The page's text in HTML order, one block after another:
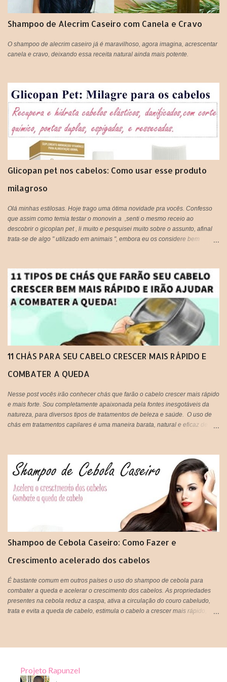
á
r
o
Shampoo de Alecrim Caseiro com Canela e Cravo
O shampoo de alecrim caseiro já é maravilhoso, agora imagina, acrescentar
canela e cravo, deixando essa receita natural ainda mais potente.
Glicopan pet nos cabelos: Como usar esse produto
milagroso
Olá minhas estilosas. Hoje trago uma ótima novidade pra vocês. Confesso
que assim como temia testar o monovin a ,senti o mesmo receio ao
descobrir o gicoplan pet , li muito e pesquisei muito sobre o assunto, afinal
trata-se de algo " utilizado em animais ", embora eu os considere bem
pet, há alguns blogs que criticam e outros que recomendam, respeito a
opinião de cada um, porém hoje estarei postando a minha opinião aqui, que
fique claro que este produto não foi criado originalmente para ser usado em
seres humanos e muito menos em cabelos, portanto fica a critério de cada
um, decidir utilizar ou não!
11 CHÁS PARA SEU CABELO CRESCER MAIS RÁPIDO E
COMBATER A QUEDA
Nesse post vocês irão conhecer chás que farão o cabelo crescer mais rápido
e mais forte. Sou completamente apaixonada pela fontes inesgotáveis da
natureza, para diversos tipos de tratamentos de beleza e saúde. O uso de
chás em tratamentos capilares é uma maneira barata, natural e eficaz de
IMPORTANTE: Lembrando que pode ser usado tanto aqueles saches
industrializados ou você mesma pode preparar o seu chá de forma
natural,que é ainda mais eficiente.
Shampoo de Cebola Caseiro: Como Fazer e
Crescimento acelerado dos cabelos
É bastante comum em outros países o uso do shampoo de cebola para
combater a queda e acelerar o crescimento dos cabelos. As propriedades
presentes na cebola reduz a caspa, ativa a circulação do couro cabeludo,
trata e evita a queda de cabelo, estimula o cabelo a crescer mais rápido,
Projeto Rapunzel